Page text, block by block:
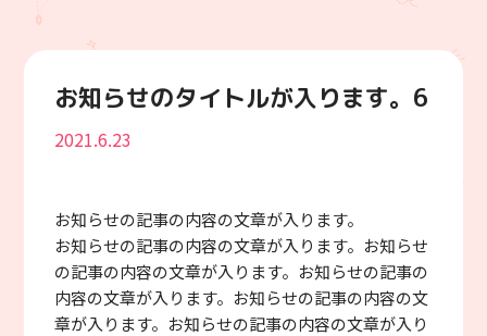
お知らせのタイトルが入ります。6
2021.6.23
お知らせの記事の内容の文章が入ります。
お知らせの記事の内容の文章が入ります。お知らせ
の記事の内容の文章が入ります。お知らせの記事の
内容の文章が入ります。お知らせの記事の内容の文
章が入ります。お知らせの記事の内容の文章が入り